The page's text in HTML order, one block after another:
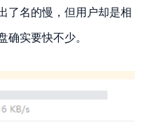
了名的慢，但用户却是相
实要快不少。